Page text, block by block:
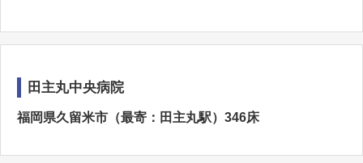
田主丸中央病院
福岡県久留米市（最寄：田主丸駅）346床